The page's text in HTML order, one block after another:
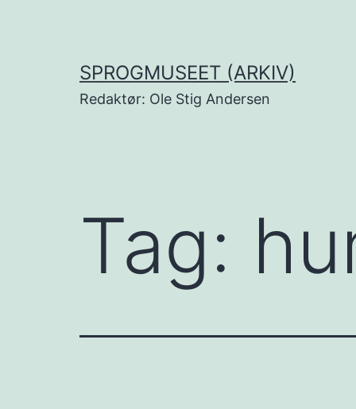
SPROGMUSEET (ARKIV)
Redaktør: Ole Stig Andersen
Tag: